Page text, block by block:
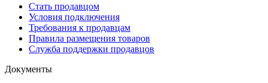
Стать продавцом
Условия подключения
Требования к продавцам
Правила размещения товаров
Служба поддержки продавцов
Документы